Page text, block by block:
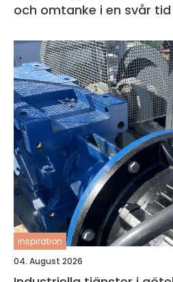
och omtanke i en svår tid
inspiration
04. August 2026